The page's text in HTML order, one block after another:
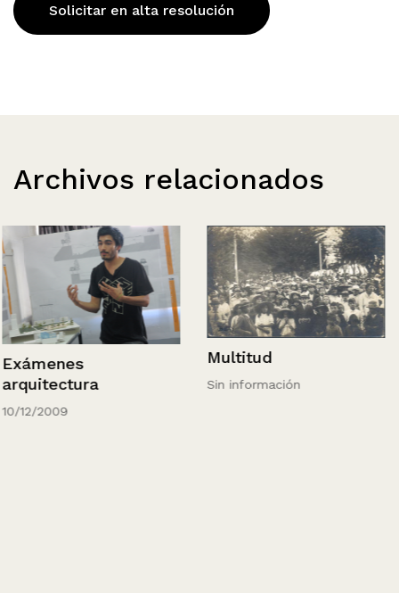
Solicitar en alta resolución
Archivos relacionados
Exámenes
arquitectura
10/12/2009
Multitud
Sin información